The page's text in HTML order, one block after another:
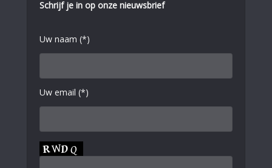
Schrijf je in op onze nieuwsbrief
Uw naam (*)
Uw email (*)